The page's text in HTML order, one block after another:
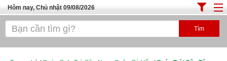
Hôm nay, Chủ nhật 09/08/2026
Trang chủ